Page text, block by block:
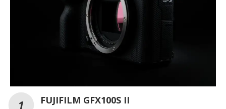
FUJIFILM GFX100S II